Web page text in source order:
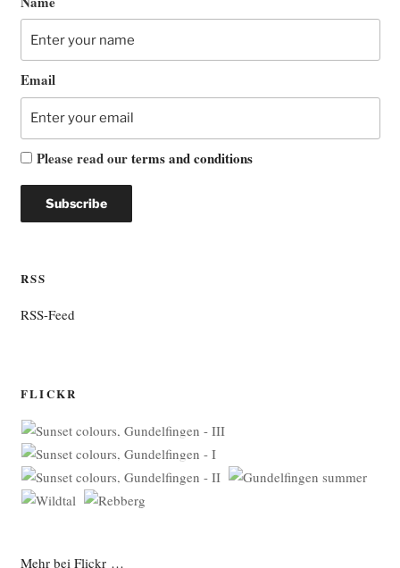
Email
Please read ourterms and conditions
RSS
RSS-Feed
FLICKR
Mehr bei Flickr …